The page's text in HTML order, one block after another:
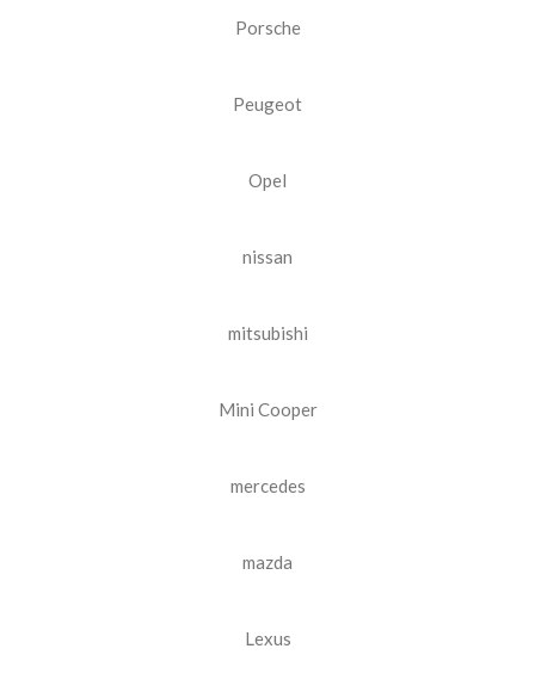
Porsche
Peugeot
Opel
nissan
mitsubishi
Mini Cooper
mercedes
mazda
Lexus